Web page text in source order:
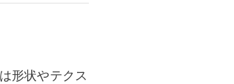
形状やテクス